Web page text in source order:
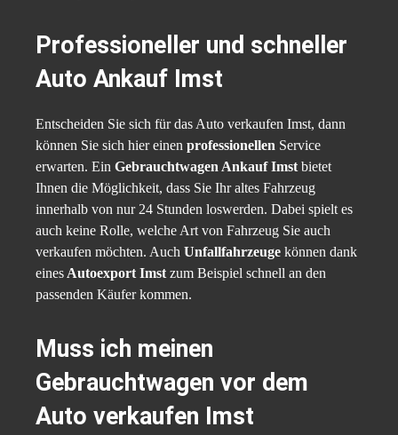
Professioneller und schneller
Auto Ankauf Imst
Entscheiden Sie sich für das Auto verkaufen Imst, dann
können Sie sich hier einen professionellen Service
erwarten. Ein Gebrauchtwagen Ankauf Imst bietet
Ihnen die Möglichkeit, dass Sie Ihr altes Fahrzeug
innerhalb von nur 24 Stunden loswerden. Dabei spielt es
auch keine Rolle, welche Art von Fahrzeug Sie auch
verkaufen möchten. Auch Unfallfahrzeuge können dank
eines Autoexport Imst zum Beispiel schnell an den
passenden Käufer kommen.
Muss ich meinen
Gebrauchtwagen vor dem
Auto verkaufen Imst